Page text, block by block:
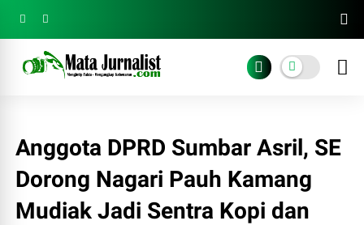
Anggota DPRD Sumbar Asril, SE
Dorong Nagari Pauh Kamang
Mudiak Jadi Sentra Kopi dan